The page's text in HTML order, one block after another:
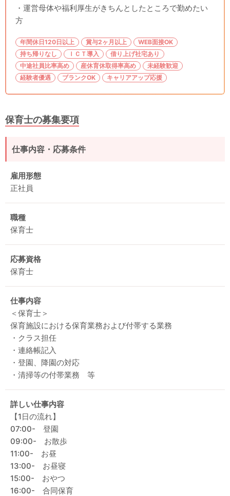
・運営母体や福利厚生がきちんとしたところで勤めたい
方
年間休日120日以上 賞与2ヶ月以上
WEB面接OK
持ち帰りなし
ＩＣＴ導入
借り上げ社宅あり
中途社員比率高め
産休育休取得率高め
未経験歓迎
経験者優遇
ブランクOK キャリアアップ応援
保育士の募集要項
仕事内容・応募条件
雇用形態
正社員
職種
保育士
応募資格
保育士
仕事内容
＜保育士＞
保育施設における保育業務および付帯する業務
・クラス担任
・連絡帳記入
・登園、降園の対応
・清掃等の付帯業務 等
詳しい仕事内容
【1日の流れ】
07:00- 登園
09:00- お散歩
11:00- お昼
13:00- お昼寝
15:00- おやつ
16:00- 合同保育